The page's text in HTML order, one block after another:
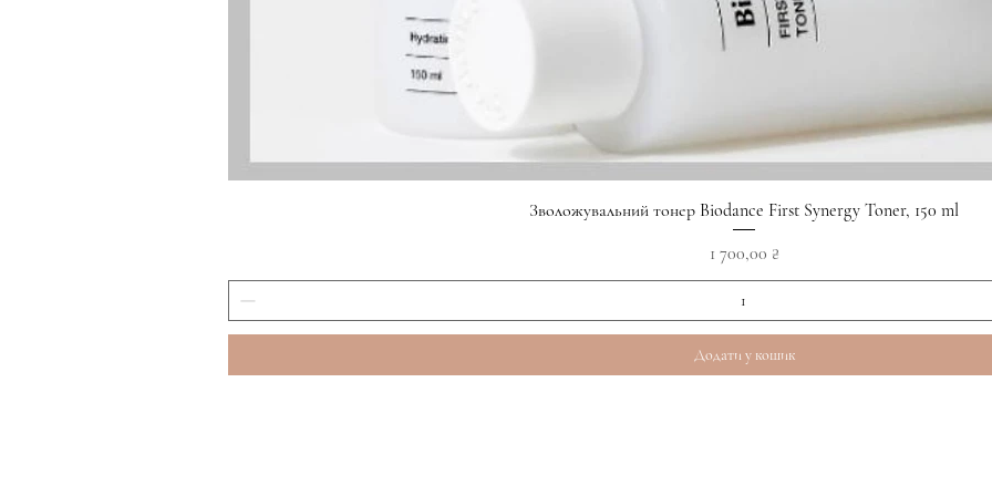
Швидкий перегляд
Зволожувальний тонер Biodance First Synergy Toner, 150 ml
Ціна
1 700,00 ₴
Додати у кошик